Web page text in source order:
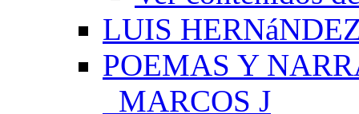
LUIS
POEMAS Y
_MARCOS J